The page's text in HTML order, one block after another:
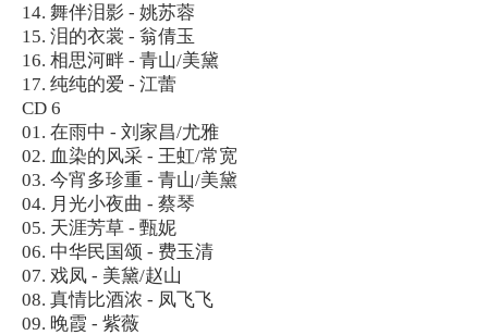
14. 舞伴泪影 - 姚苏蓉
15. 泪的衣裳 - 翁倩玉
16. 相思河畔 - 青山/美黛
17. 纯纯的爱 - 江蕾
CD 6
01. 在雨中 - 刘家昌/尤雅
02. 血染的风采 - 王虹/常宽
03. 今宵多珍重 - 青山/美黛
04. 月光小夜曲 - 蔡琴
05. 天涯芳草 - 甄妮
06. 中华民国颂 - 费玉清
07. 戏凤 - 美黛/赵山
08. 真情比酒浓 - 凤飞飞
09. 晚霞 - 紫薇